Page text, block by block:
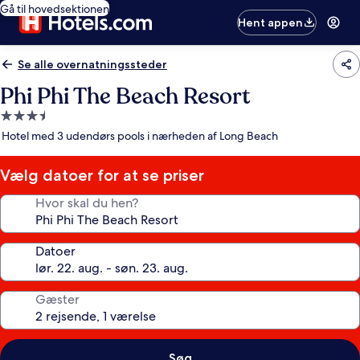
Gå til hovedsektionen
Hent appen
Se alle overnatningssteder
Phi Phi The Beach Resort
3.5-
stjernet
Hotel med 3 udendørs pools i nærheden af Long Beach
Vælg datoer for at se priser
Hvor skal du hen?
Datoer
Gæster